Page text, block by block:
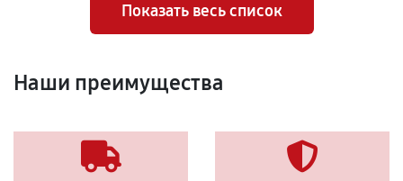
Показать весь список
Наши преимущества